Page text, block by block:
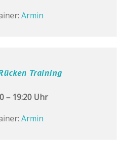
Armin
Training
– 19:20 Uhr
Armin